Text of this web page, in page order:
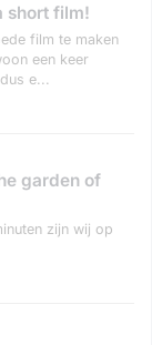
short film!
film te maken
een keer
e...
garden of
zijn wij op